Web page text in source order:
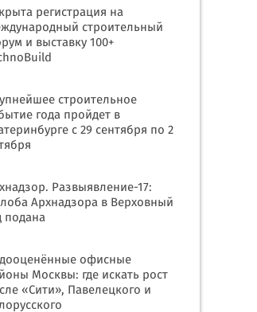
регистрация на
строительный
и выставку 100+
строительное
года пройдет в
с 29 сентября по 2
Развыявление-17:
Архнадзора в Верховный
подана
офисные
Москвы: где искать рост
«Сити», Павелецкого и